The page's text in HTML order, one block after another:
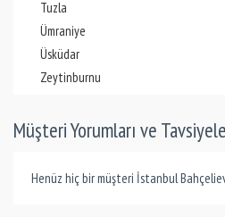
Tuzla
Ümraniye
Üsküdar
Zeytinburnu
Müşteri Yorumları ve
Henüz hiç bir müşteri İstanbul